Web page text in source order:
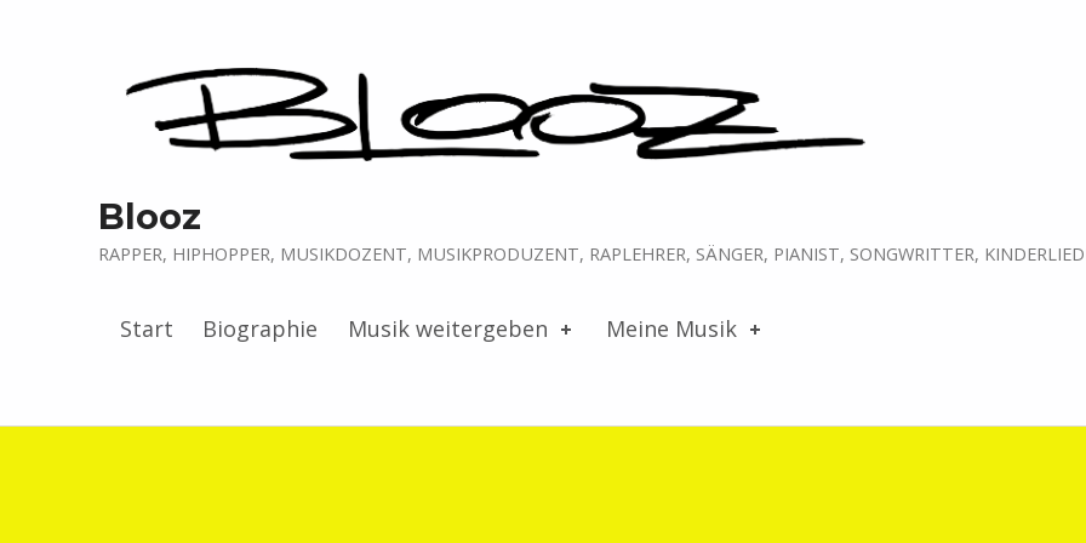
Blooz
RAPPER, HIPHOPPER, MUSIKDOZENT, MUSIKPRODUZENT, RAPLEHRER, SÄNGER, PIANIST, SONGWRITTER,
Start Biographie Musik weitergeben Meine Musik